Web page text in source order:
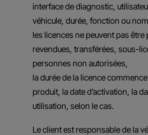
interface de diagnostic,
véhicule, durée, fonction ou
les licences ne peuvent pas être
revendues, transférées, sous-
personnes non autorisées,
la durée de la licence
produit, la date d’activation, la
utilisation, selon le cas.
Le client est responsable de la